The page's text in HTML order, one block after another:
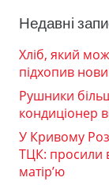
Недавні
Хліб, який
підхопив
Рушники
кондиціонер
У Кривому
ТЦК: просили
матір’ю